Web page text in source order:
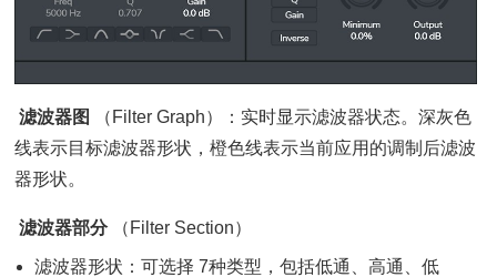
滤波器图
（Filter Graph）：实时显示滤波器状态。深灰色
线表示目标滤波器形状，橙色线表示当前应用的调制后滤波
器形状。
滤波器部分 （Filter Section）
滤波器形状：可选择 7种类型，包括低通、高通、低